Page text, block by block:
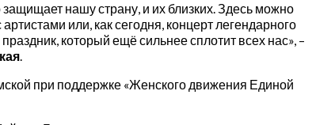
нашу страну, и их близких. Здесь можно
или, как сегодня, концерт легендарного
который ещё сильнее сплотит всех нас», –
.
при поддержке «Женского движения Единой